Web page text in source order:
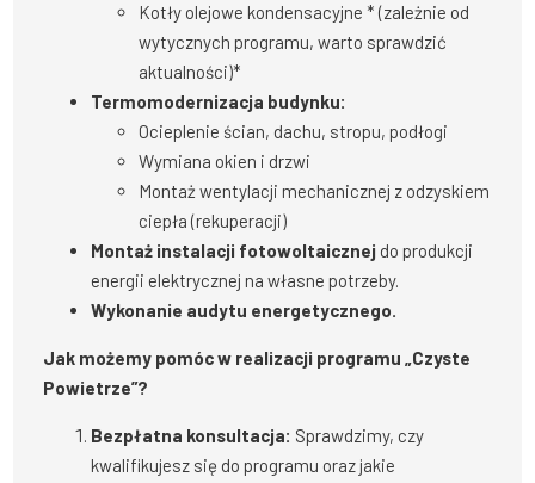
Kotły olejowe kondensacyjne * (zależnie od
wytycznych programu, warto sprawdzić
aktualności)*
Termomodernizacja budynku:
Ocieplenie ścian, dachu, stropu, podłogi
Wymiana okien i drzwi
Montaż wentylacji mechanicznej z odzyskiem
ciepła (rekuperacji)
Montaż instalacji fotowoltaicznej do produkcji
energii elektrycznej na własne potrzeby.
Wykonanie audytu energetycznego.
Jak możemy pomóc w realizacji programu „Czyste
Powietrze”?
Bezpłatna konsultacja: Sprawdzimy, czy
kwalifikujesz się do programu oraz jakie